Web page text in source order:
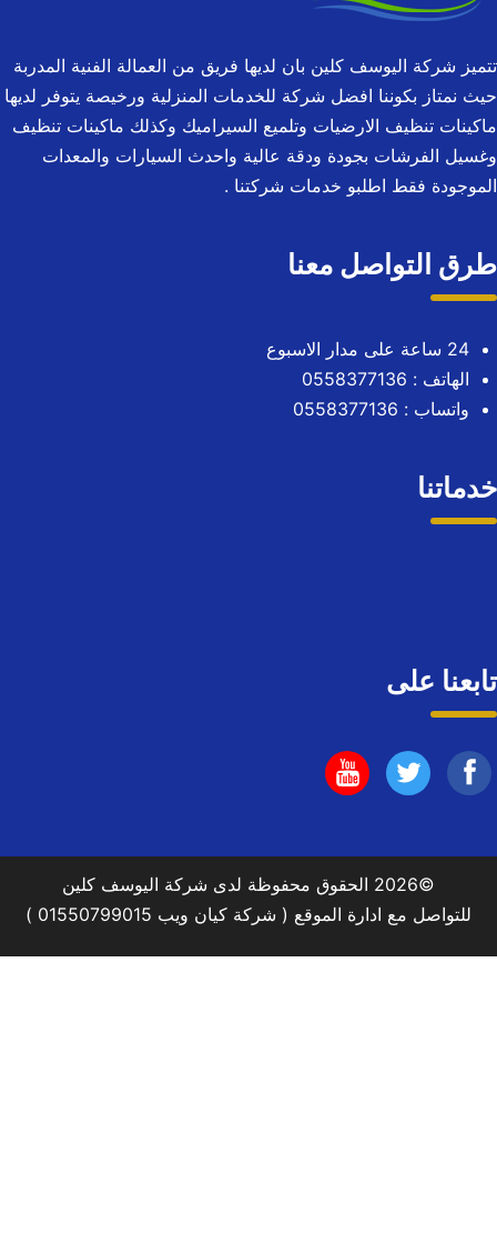
شركة اليوسف كلين بان لديها فريق من العمالة الفنية المدربة
نمتاز بكوننا افضل شركة للخدمات المنزلية ورخيصة يتوفر لديها
تنظيف الارضيات وتلميع السيراميك وكذلك ماكينات تنظيف
الفرشات بجودة ودقة عالية واحدث السيارات والمعدات
فقط اطلبو خدمات شركتنا .
التواصل معنا
24 ساعة على مدار الاسبوع
الهاتف :0558377136
واتساب :0558377136
على
تابعنا
فيسبوك
تابعنا
يوتيوب
تابعنا
اليوتيوب
للتواصل مع ادارة الموقع ( شركة كيان ويب 01550799015 )